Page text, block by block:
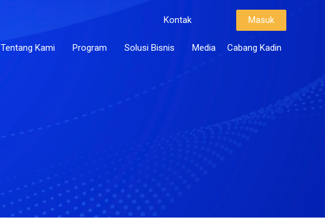
Kontak Masuk
Tentang Kami Program Solusi Bisnis Media Cabang Kadin